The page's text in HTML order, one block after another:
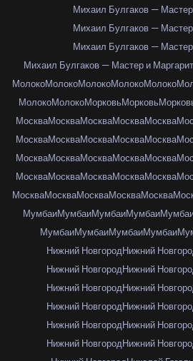
Михаил Булгаков —
Михаил Булгаков —
Михаил Булгаков —
Михаил Булгаков — Мастер и
МолокоМолокоМолокоМолокоМолоко
МолокоМолокоМорковьМорковь
МоскваМоскваМоскваМоскваМосква
МоскваМоскваМоскваМоскваМосква
МоскваМоскваМоскваМоскваМосква
МоскваМоскваМоскваМоскваМосква
МоскваМоскваМоскваМоскваМосква
МумбаиМумбаиМумбаиМумбаи
МумбаиМумбаиМумбаиМумбаи
Нижний НовгородНижний
Нижний НовгородНижний
Нижний НовгородНижний
Нижний НовгородНижний
Нижний НовгородНижний
Нижний НовгородНижний